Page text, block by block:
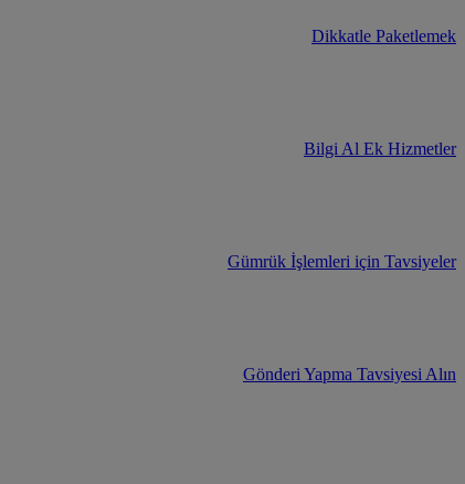
Dikkatle Paketlemek
Bilgi Al Ek Hizmetler
Gümrük İşlemleri için Tavsiyeler
Gönderi Yapma Tavsiyesi Alın